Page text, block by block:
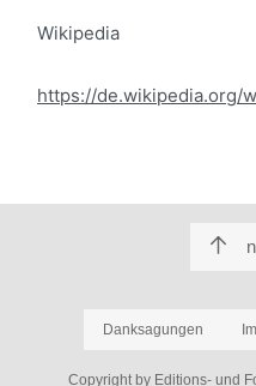
Wikipedia
https://de.wikipedia.org/
Danksagungen
Copyright by Editions- und